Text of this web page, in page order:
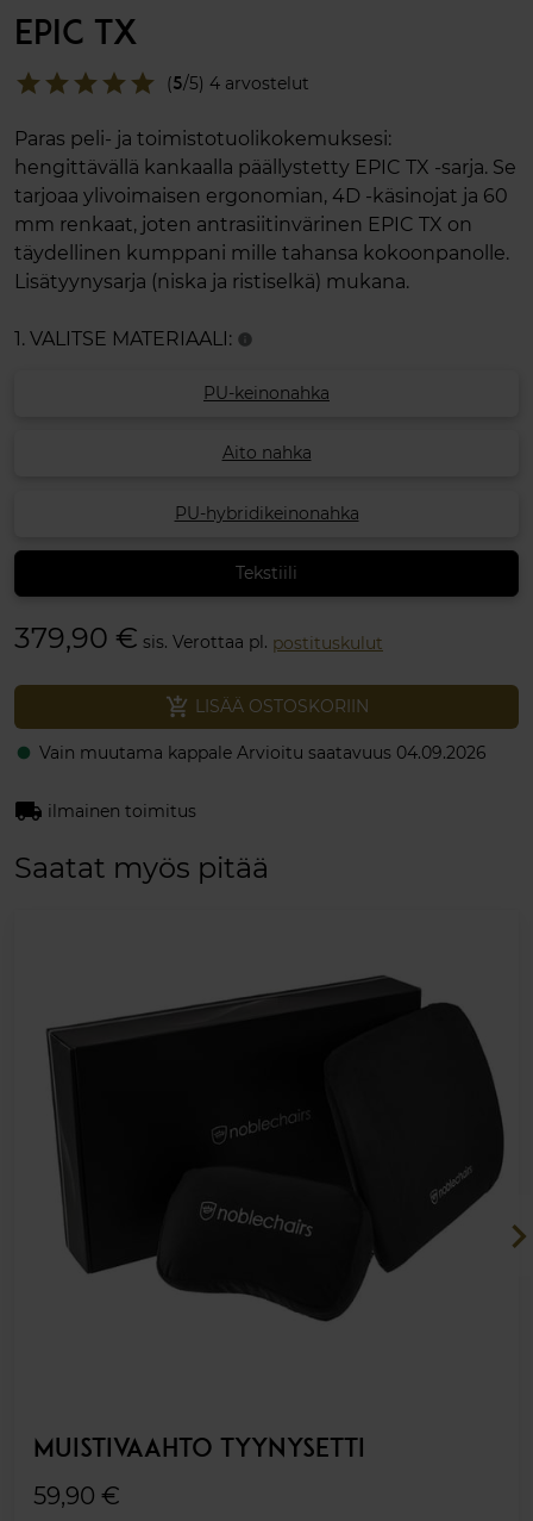
EPIC TX
star
star
star
star
star (5/5) 4 arvostelut
Paras peli- ja toimistotuolikokemuksesi:
hengittävällä kankaalla päällystetty EPIC TX -sarja. Se
tarjoaa ylivoimaisen ergonomian, 4D -käsinojat ja 60
mm renkaat, joten antrasiitinvärinen EPIC TX on
täydellinen kumppani mille tahansa kokoonpanolle.
Lisätyynysarja (niska ja ristiselkä) mukana.
1. VALITSE MATERIAALI: info
PU-keinonahka
Aito nahka
PU-hybridikeinonahka
Tekstiili
379,90 € sis. Verottaa pl. postituskulut
add_shopping_cart LISÄÄ OSTOSKORIIN
fiber_manual_record Vain muutama kappale Arvioitu saatavuus 04.09.2026
local_shipping ilmainen toimitus
Saatat myös pitää
MUISTIVAAHTO TYYNYSETTI
59,90 €